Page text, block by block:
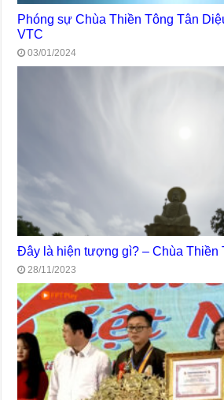
Phóng sự Chùa Thiền Tông Tân
VTC
03/01/2024
Đây là hiện tượng gì? – Chùa Thiền
28/11/2023